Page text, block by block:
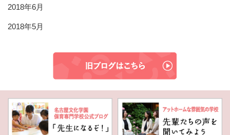
2018年6月
2018年5月